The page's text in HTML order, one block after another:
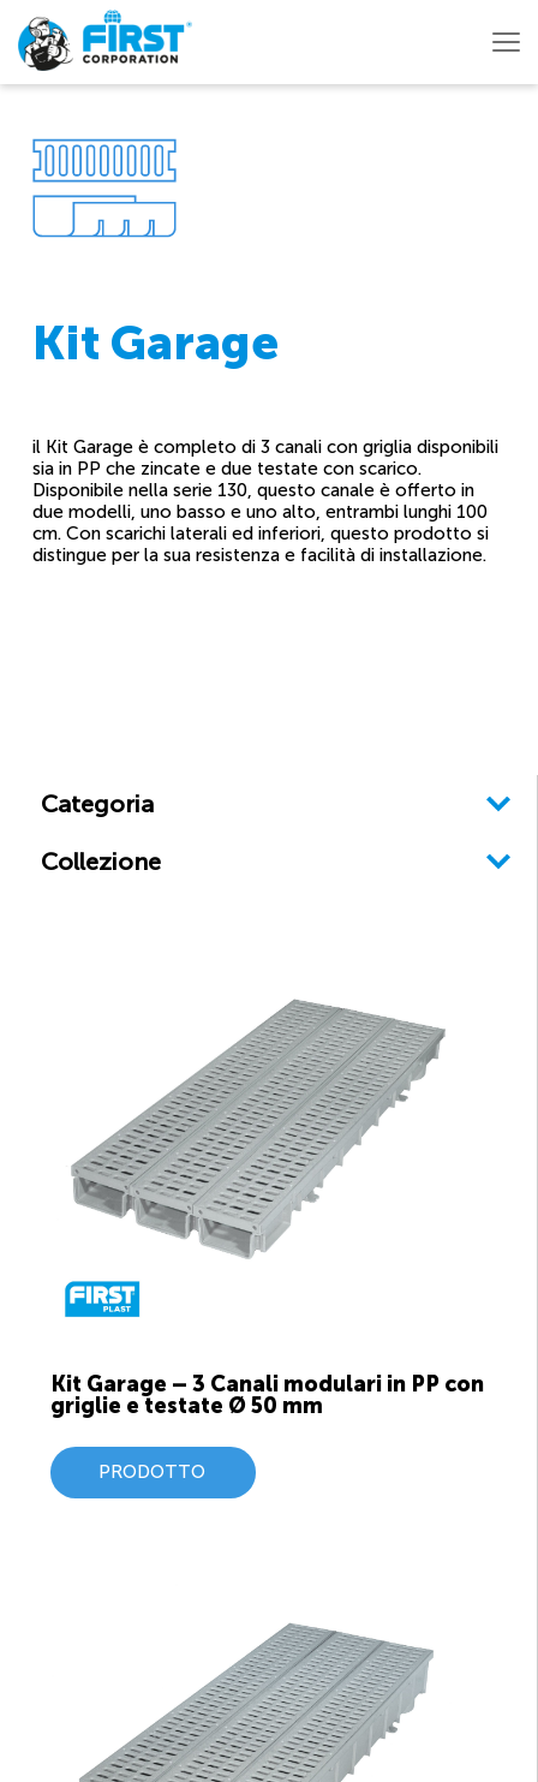
Kit Garage
il Kit Garage è completo di 3 canali con griglia disponibili
sia in PP che zincate e due testate con scarico.
Disponibile nella serie 130, questo canale è offerto in
due modelli, uno basso e uno alto, entrambi lunghi 100
cm. Con scarichi laterali ed inferiori, questo prodotto si
distingue per la sua resistenza e facilità di installazione.
Kit Garage – 3 Canali modulari in PP con
griglie e testate Ø 50 mm
PRODOTTO